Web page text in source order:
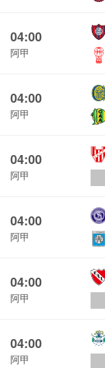
04:00
阿甲
04:00
阿甲
04:00
阿甲
04:00
阿甲
04:00
阿甲
04:00
阿甲